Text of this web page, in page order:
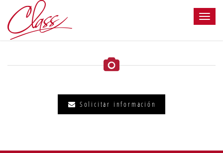
Solicitar información